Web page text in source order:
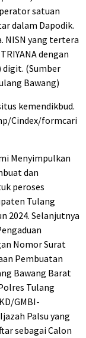
satuan
dalam Dapodik.
NISN yang tertera
dengan
digit. (Sumber
Bawang)
kemendikbud.
Cindex/formcari
Menyimpulkan
dan
peroses
Tulang
2024. Selanjutnya
Nomor Surat
Pembuatan
Bawang Barat
Tulang
GMBI-
Palsu yang
sebagai Calon